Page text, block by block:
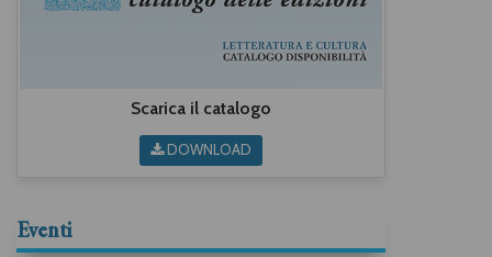
Scarica il catalogo
DOWNLOAD
Eventi